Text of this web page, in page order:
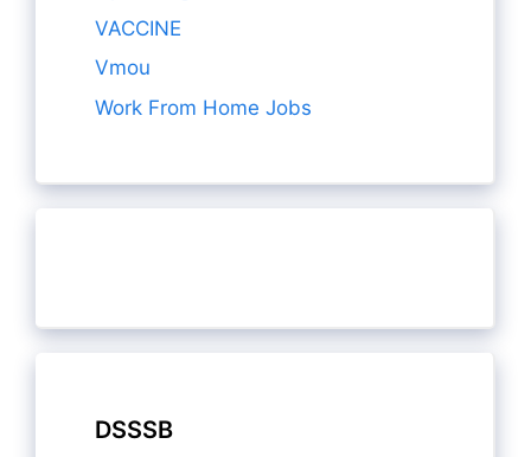
VACCINE
Vmou
Work From Home Jobs
DSSSB